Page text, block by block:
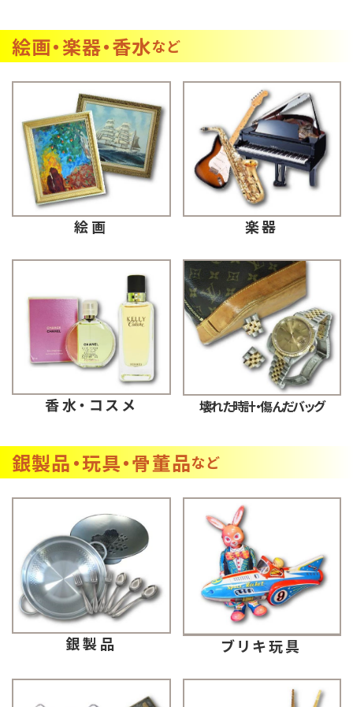
絵画・楽器・香水など
絵画 楽器
香水・コスメ 壊れた時計・傷んだバッグ
銀製品・玩具・骨董品など
銀製品 ブリキ玩具